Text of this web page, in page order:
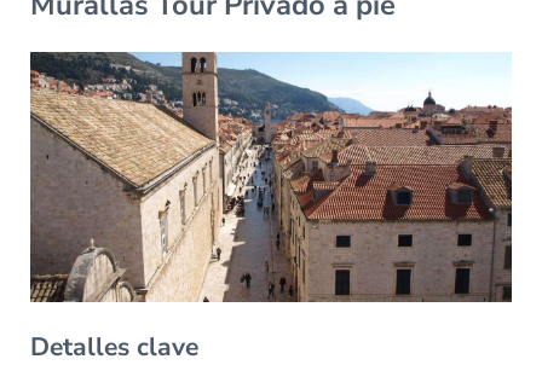
Detalles clave